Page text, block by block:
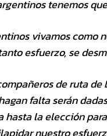
tenemos
vivamos como
esfuerzo, se
de ruta de
falta serán
hasta la elección